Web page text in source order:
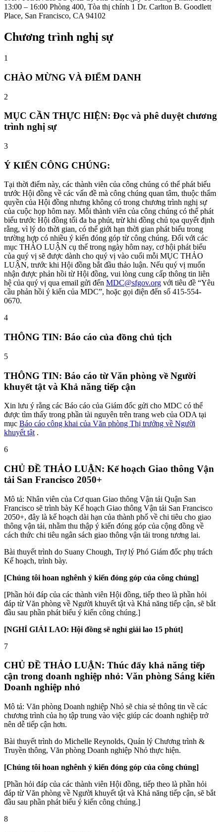
13:00 – 16:00 Phòng 400, Tòa thị chính 1 Dr. Carlton B. Goodlett
Place, San Francisco, CA 94102
Chương trình nghị sự
1
CHÀO MỪNG VÀ ĐIỂM DANH
2
MỤC CẦN THỰC HIỆN: Đọc và phê duyệt chương
trình nghị sự
3
Ý KIẾN CÔNG CHÚNG:
Tại thời điểm này, các thành viên của công chúng có thể phát biểu
trước Hội đồng về các vấn đề mà công chúng quan tâm, thuộc thẩm
quyền của Hội đồng nhưng không có trong chương trình nghị sự
của cuộc họp hôm nay. Mỗi thành viên của công chúng có thể phát
biểu trước Hội đồng tối đa ba phút, trừ khi đồng chủ tọa quyết định
rằng, vì lý do thời gian, có thể giới hạn thời gian phát biểu trong
trường hợp có nhiều ý kiến ​​đóng góp từ công chúng. Đối với các
mục THẢO LUẬN cụ thể trong ngày hôm nay, cơ hội phát biểu
của quý vị sẽ được dành cho quý vị vào cuối mỗi MỤC THẢO
LUẬN, trước khi Hội đồng bắt đầu thảo luận. Nếu quý vị muốn
nhận được phản hồi từ Hội đồng, vui lòng cung cấp thông tin liên
hệ của quý vị qua email gửi đến MDC@sfgov.org với tiêu đề “Yêu
cầu phản hồi ý kiến ​​của MDC”, hoặc gọi điện đến số 415-554-
0670.
4
THÔNG TIN: Báo cáo của đồng chủ tịch
5
THÔNG TIN: Báo cáo từ Văn phòng về Người
khuyết tật và Khả năng tiếp cận
Xin lưu ý rằng các Báo cáo của Giám đốc gửi cho MDC có thể
được tìm thấy trong phần tài nguyên trên trang web của ODA tại
mục Báo cáo công khai của Văn phòng Thị trưởng về Người
khuyết tật .
6
CHỦ ĐỀ THẢO LUẬN: Kế hoạch Giao thông Vận
tải San Francisco 2050+
Mô tả: Nhân viên của Cơ quan Giao thông Vận tải Quận San
Francisco sẽ trình bày Kế hoạch Giao thông Vận tải San Francisco
2050+, đây là kế hoạch dài hạn của thành phố về chi tiêu cho giao
thông vận tải, nhằm thu thập ý kiến ​​đóng góp của cộng đồng về
cách thức chi tiêu ngân sách giao thông vận tải trong tương lai.
Bài thuyết trình do Suany Chough, Trợ lý Phó Giám đốc phụ trách
Kế hoạch, trình bày.
[Chúng tôi hoan nghênh ý kiến ​​đóng góp của công chúng]
[Phần hỏi đáp của các thành viên Hội đồng, tiếp theo là phần hỏi
đáp từ Văn phòng về Người khuyết tật và Khả năng tiếp cận, sẽ bắt
đầu sau phần phát biểu ý kiến ​​công chúng.]
[NGHỈ GIẢI LAO: Hội đồng sẽ nghỉ giải lao 15 phút]
7
CHỦ ĐỀ THẢO LUẬN: Thúc đẩy khả năng tiếp
cận trong doanh nghiệp nhỏ: Văn phòng Sáng kiến ​​
Doanh nghiệp nhỏ
Mô tả: Văn phòng Doanh nghiệp Nhỏ sẽ chia sẻ thông tin về các
chương trình của họ tập trung vào việc giúp các doanh nghiệp trở
nên dễ tiếp cận hơn.
Bài thuyết trình do Michelle Reynolds, Quản lý Chương trình &
Truyền thông, Văn phòng Doanh nghiệp Nhỏ thực hiện.
[Chúng tôi hoan nghênh ý kiến ​​đóng góp của công chúng]
[Phần hỏi đáp của các thành viên Hội đồng, tiếp theo là phần hỏi
đáp từ Văn phòng về Người khuyết tật và Khả năng tiếp cận, sẽ bắt
đầu sau phần phát biểu ý kiến ​​công chúng.]
8